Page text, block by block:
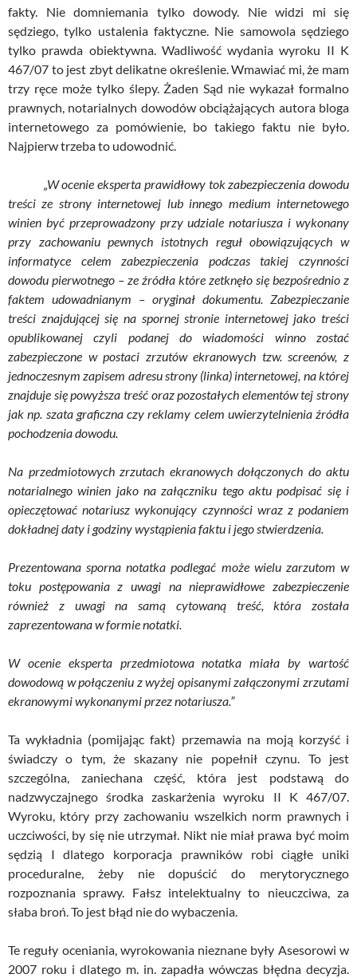
fakty. Nie domniemania tylko dowody. Nie widzi mi się
sędziego, tylko ustalenia faktyczne. Nie samowola sędziego
tylko prawda obiektywna. Wadliwość wydania wyroku II K
467/07 to jest zbyt delikatne określenie. Wmawiać mi, że mam
trzy ręce może tylko ślepy. Żaden Sąd nie wykazał formalno
prawnych, notarialnych dowodów obciążających autora bloga
internetowego za pomówienie, bo takiego faktu nie było.
Najpierw trzeba to udowodnić.
„W ocenie eksperta prawidłowy tok zabezpieczenia dowodu
treści ze strony internetowej lub innego medium internetowego
winien być przeprowadzony przy udziale notariusza i wykonany
przy zachowaniu pewnych istotnych reguł obowiązujących w
informatyce celem zabezpieczenia podczas takiej czynności
dowodu pierwotnego – ze źródła które zetknęło się bezpośrednio z
faktem udowadnianym – oryginał dokumentu. Zabezpieczanie
treści znajdującej się na spornej stronie internetowej jako treści
opublikowanej czyli podanej do wiadomości winno zostać
zabezpieczone w postaci zrzutów ekranowych tzw. screenów, z
jednoczesnym zapisem adresu strony (linka) internetowej, na której
znajduje się powyższa treść oraz pozostałych elementów tej strony
jak np. szata graficzna czy reklamy celem uwierzytelnienia źródła
pochodzenia dowodu.
Na przedmiotowych zrzutach ekranowych dołączonych do aktu
notarialnego winien jako na załączniku tego aktu podpisać się i
opieczętować notariusz wykonujący czynności wraz z podaniem
dokładnej daty i godziny wystąpienia faktu i jego stwierdzenia.
Prezentowana sporna notatka podlegać może wielu zarzutom w
toku postępowania z uwagi na nieprawidłowe zabezpieczenie
również z uwagi na samą cytowaną treść, która została
zaprezentowana w formie notatki.
W ocenie eksperta przedmiotowa notatka miała by wartość
dowodową w połączeniu z wyżej opisanymi załączonymi zrzutami
ekranowymi wykonanymi przez notariusza.”
Ta wykładnia (pomijając fakt) przemawia na moją korzyść i
świadczy o tym, że skazany nie popełnił czynu. To jest
szczególna, zaniechana część, która jest podstawą do
nadzwyczajnego środka zaskarżenia wyroku II K 467/07.
Wyroku, który przy zachowaniu wszelkich norm prawnych i
uczciwości, by się nie utrzymał. Nikt nie miał prawa być moim
sędzią I dlatego korporacja prawników robi ciągłe uniki
proceduralne, żeby nie dopuścić do merytorycznego
rozpoznania sprawy. Fałsz intelektualny to nieuczciwa, za
słaba broń. To jest błąd nie do wybaczenia.
Te reguły oceniania, wyrokowania nieznane były Asesorowi w
2007 roku i dlatego m. in. zapadła wówczas błędna decyzja.